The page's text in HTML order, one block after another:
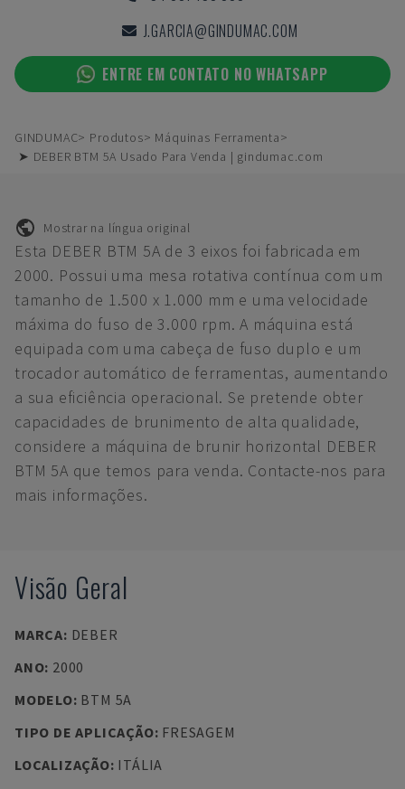
J.GARCIA@GINDUMAC.COM
ENTRE EM CONTATO NO WHATSAPP
GINDUMAC Produtos
Máquinas Ferramenta
➤ DEBER BTM 5A Usado Para Venda | gindumac.com
Mostrar na língua original
Esta DEBER BTM 5A de 3 eixos foi fabricada em
2000. Possui uma mesa rotativa contínua com um
tamanho de 1.500 x 1.000 mm e uma velocidade
máxima do fuso de 3.000 rpm. A máquina está
equipada com uma cabeça de fuso duplo e um
trocador automático de ferramentas, aumentando
a sua eficiência operacional. Se pretende obter
capacidades de brunimento de alta qualidade,
considere a máquina de brunir horizontal DEBER
BTM 5A que temos para venda. Contacte-nos para
mais informações.
Visão Geral
MARCA: DEBER
ANO: 2000
MODELO: BTM 5A
TIPO DE APLICAÇÃO: FRESAGEM
LOCALIZAÇÃO: ITÁLIA